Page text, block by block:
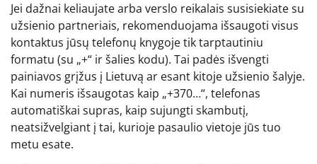
Jei dažnai keliaujate arba verslo reikalais susisiekiate su
užsienio partneriais, rekomenduojama išsaugoti visus
kontaktus jūsų telefonų knygoje tik tarptautiniu
formatu (su „+“ ir šalies kodu). Tai padės išvengti
painiavos grįžus į Lietuvą ar esant kitoje užsienio šalyje.
Kai numeris išsaugotas kaip „+370…“, telefonas
automatiškai supras, kaip sujungti skambutį,
neatsižvelgiant į tai, kurioje pasaulio vietoje jūs tuo
metu esate.